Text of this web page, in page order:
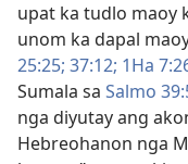
upat ka tudlo maoy
unom ka dapal
25:25; 37:12; 1Ha
Sumala sa Salmo
nga diyutay ang
Hebreohanon nga